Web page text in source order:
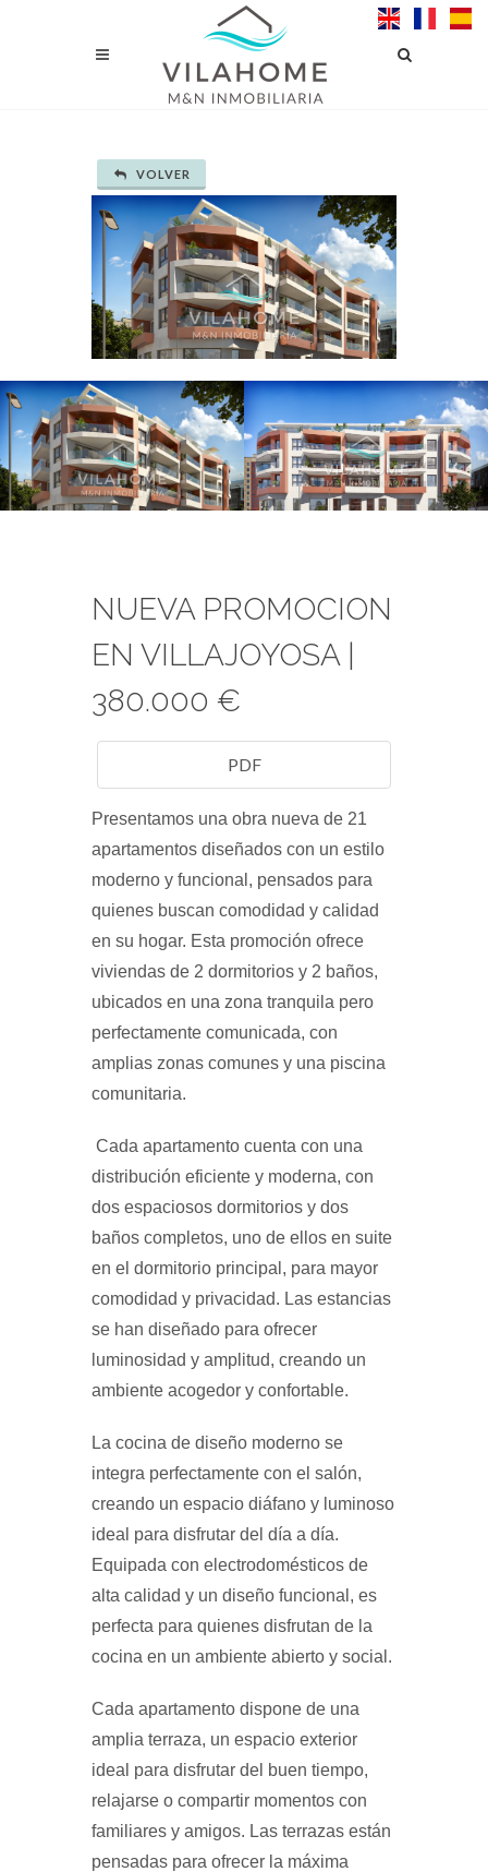
VOLVER
NUEVA PROMOCION
EN VILLAJOYOSA |
380.000 €
PDF
Presentamos una obra nueva de 21
apartamentos diseñados con un estilo
moderno y funcional, pensados para
quienes buscan comodidad y calidad
en su hogar. Esta promoción ofrece
viviendas de 2 dormitorios y 2 baños,
ubicados en una zona tranquila pero
perfectamente comunicada, con
amplias zonas comunes y una piscina
comunitaria.
Cada apartamento cuenta con una
distribución eficiente y moderna, con
dos espaciosos dormitorios y dos
baños completos, uno de ellos en suite
en el dormitorio principal, para mayor
comodidad y privacidad. Las estancias
se han diseñado para ofrecer
luminosidad y amplitud, creando un
ambiente acogedor y confortable.
La cocina de diseño moderno se
integra perfectamente con el salón,
creando un espacio diáfano y luminoso
ideal para disfrutar del día a día.
Equipada con electrodomésticos de
alta calidad y un diseño funcional, es
perfecta para quienes disfrutan de la
cocina en un ambiente abierto y social.
Cada apartamento dispone de una
amplia terraza, un espacio exterior
ideal para disfrutar del buen tiempo,
relajarse o compartir momentos con
familiares y amigos. Las terrazas están
pensadas para ofrecer la máxima